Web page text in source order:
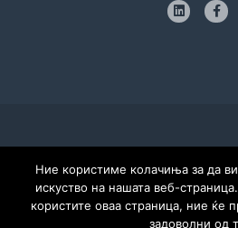
Политика за
© Евроинс Осигурување, 2020. Сите
Тивиус
Ние користиме колачиња за да
искуство на нашата веб-
користите оваа страница, ние ќе
задоволни од